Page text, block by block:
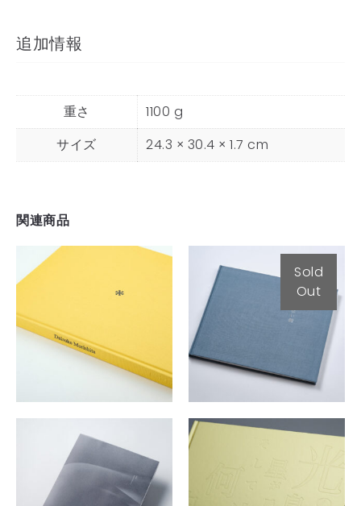
追加情報
重さ
1100 g
サイズ
24.3 × 30.4 × 1.7 cm
関連商品
asterisk
Sold
Out
風景のない街
母型
光の中を進め 鳥
が羽ばたくよう